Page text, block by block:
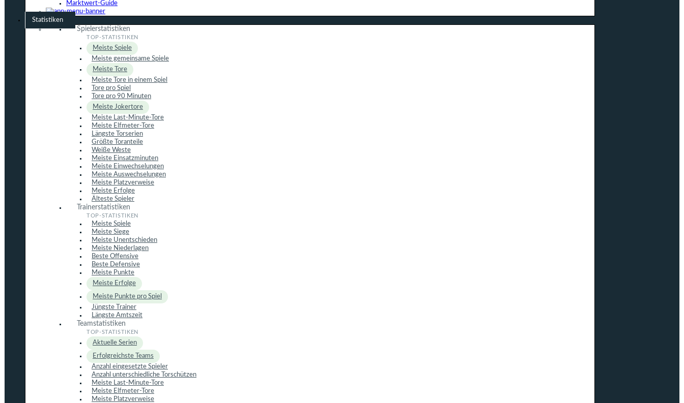
Marktwert-Guide
Statistiken
Spielerstatistiken
Meiste Spiele
Meiste gemeinsame Spiele
Meiste Tore
Meiste Tore in einem Spiel
Tore pro Spiel
Tore pro 90 Minuten
Meiste Jokertore
Meiste Last-Minute-Tore
Meiste Elfmeter-Tore
Längste Torserien
Größte Toranteile
Weiße Weste
Meiste Einsatzminuten
Meiste Einwechselungen
Meiste Auswechselungen
Meiste Platzverweise
Meiste Erfolge
Älteste Spieler
Trainerstatistiken
Meiste Spiele
Meiste Siege
Meiste Unentschieden
Meiste Niederlagen
Beste Offensive
Beste Defensive
Meiste Punkte
Meiste Erfolge
Meiste Punkte pro Spiel
Jüngste Trainer
Längste Amtszeit
Teamstatistiken
Aktuelle Serien
Erfolgreichste Teams
Anzahl eingesetzte Spieler
Anzahl unterschiedliche Torschützen
Meiste Last-Minute-Tore
Meiste Elfmeter-Tore
Meiste Platzverweise